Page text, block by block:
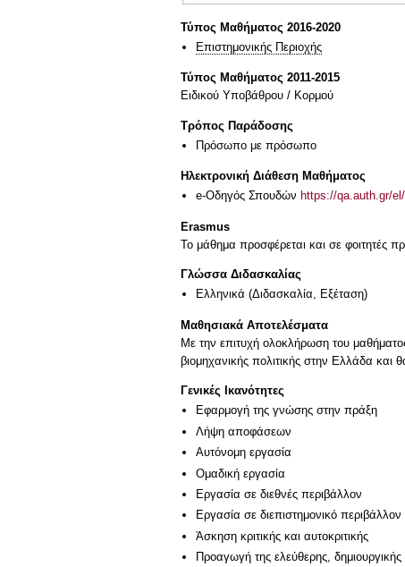
Τύπος Μαθήματος 2016-2020
Επιστημονικής Περιοχής
Τύπος Μαθήματος 2011-2015
Ειδικού Υποβάθρου / Κορμού
Τρόπος Παράδοσης
Πρόσωπο με πρόσωπο
Ηλεκτρονική Διάθεση Μαθήματος
e-Οδηγός Σπουδών https://qa.auth.gr/
Erasmus
Το μάθημα προσφέρεται και σε φοιτητές
Γλώσσα Διδασκαλίας
Ελληνικά (Διδασκαλία, Εξέταση)
Μαθησιακά Αποτελέσματα
Με την επιτυχή ολοκλήρωση του
βιομηχανικής πολιτικής στην Ελλάδα και
Γενικές Ικανότητες
Εφαρμογή της γνώσης στην πράξη
Λήψη αποφάσεων
Αυτόνομη εργασία
Ομαδική εργασία
Εργασία σε διεθνές περιβάλλον
Εργασία σε διεπιστημονικό περιβάλλον
Άσκηση κριτικής και αυτοκριτικής
Προαγωγή της ελεύθερης,